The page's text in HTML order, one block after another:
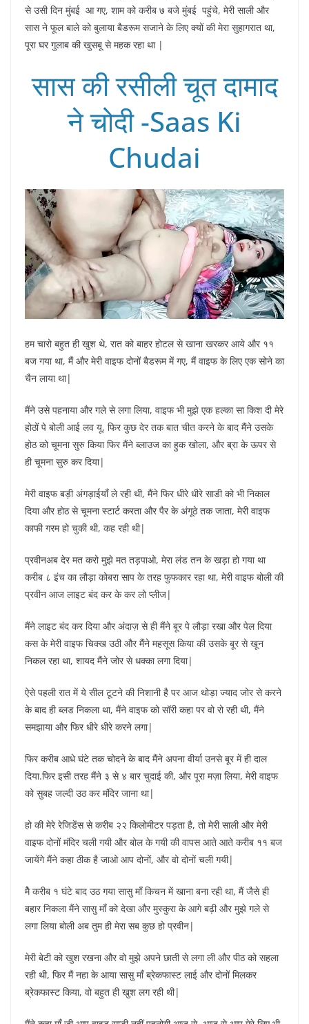
से उसी दिन मुंबई आ गए, शाम को करीब ७ बजे मुंबई पहुंचे, मेरी साली और
सास ने फूल बाले को बुलाया बैडरूम सजाने के लिए क्यों की मेरा सुहागरात था,
पूरा घर गुलाब की खुसबू से महक रहा था |
सास की रसीली चूत दामाद
ने चोदी -Saas Ki
Chudai
हम चारो बहुत ही खुश थे, रात को बाहर होटल से खाना खरकर आये और ११
बज गया था, मैं और मेरी वाइफ दोनों बैडरूम में गए, मैं वाइफ के लिए एक सोने का
चैन लाया था|
मैंने उसे पहनाया और गले से लगा लिया, वाइफ भी मुझे एक हल्का सा किश दी मेरे
होठों पे बोली आई लव यू, फिर कुछ देर तक बात चीत करने के बाद मैंने उसके
होठ को चूमना सुरु किया फिर मैंने ब्लाउज का हुक खोला, और ब्रा के ऊपर से
ही चूमना सुरु कर दिया|
मेरी वाइफ बड़ी अंगड़ाईयाँ ले रही थी, मैंने फिर धीरे धीरे साडी को भी निकाल
दिया और होठ से चूमना स्टार्ट करता और पैर के अंगूठे तक जाता, मेरी वाइफ
काफी गरम हो चुकी थी, कह रही थी|
प्रवीनअब देर मत करो मुझे मत तड़पाओ, मेरा लंड तन के खड़ा हो गया था
करीब ८ इंच का लौड़ा कोबरा साप के तरह फुफकार रहा था, मेरी वाइफ बोली की
प्रवीन आज लाइट बंद कर के कर लो प्लीज|
मैंने लाइट बंद कर दिया और अंदाज़ से ही मैंने बूर पे लौड़ा रखा और पेल दिया
कस के मेरी वाइफ चिक्ख उठी और मैंने महसूस किया की उसके बूर से खून
निकल रहा था, शायद मैंने जोर से धक्का लगा दिया|
ऐसे पहली रात में ये सील टूटने की निशानी है पर आज थोड़ा ज्याद जोर से करने
के बाद ही ब्लड निकला था, मैंने वाइफ को सॉरी कहा पर वो रो रही थी, मैंने
समझाया और फिर धीरे धीरे करने लगा|
फिर करीब आधे घंटे तक चोदने के बाद मैंने अपना वीर्या उनसे बूर में ही दाल
दिया.फिर इसी तरह मैंने ३ से ४ बार चुदाई की, और पूरा मज़ा लिया, मेरी वाइफ
को सुबह जल्दी उठ कर मंदिर जाना था|
हो की मेरे रेजिडेंस से करीब २२ किलोमीटर पड़ता है, तो मेरी साली और मेरी
वाइफ दोनों मंदिर चली गयी और बोल के गयी की वापस आते आते करीब ११ बज
जायेंगे मैंने कहा ठीक है जाओ आप दोनों, और वो दोनों चली गयी|
मैे करीब १ घंटे बाद उठ गया सासु माँ किचन में खाना बना रही था, मैं जैसे ही
बहार निकला मैंने सासु माँ को देखा और मुस्कुरा के आगे बढ़ी और मुझे गले से
लगा लिया बोली अब तुम ही मेरा सब कुछ हो प्रवीन|
मेरी बेटी को खुश रखना और वो मुझे अपने छाती से लगा ली और पीठ को सहला
रही थी, फिर मैं नहा के आया सासु माँ ब्रेकफास्ट लाई और दोनों मिलकर
ब्रेकफास्ट किया, वो बहुत ही खुश लग रही थी|